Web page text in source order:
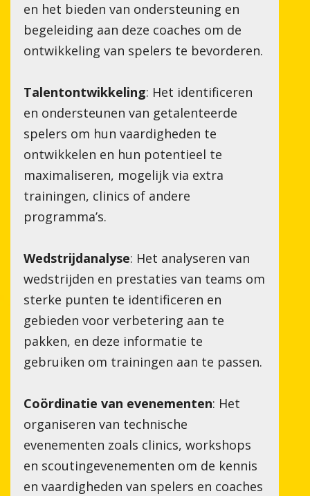
en het bieden van ondersteuning en
begeleiding aan deze coaches om de
ontwikkeling van spelers te bevorderen.
Talentontwikkeling: Het identificeren
en ondersteunen van getalenteerde
spelers om hun vaardigheden te
ontwikkelen en hun potentieel te
maximaliseren, mogelijk via extra
trainingen, clinics of andere
programma’s.
Wedstrijdanalyse: Het analyseren van
wedstrijden en prestaties van teams om
sterke punten te identificeren en
gebieden voor verbetering aan te
pakken, en deze informatie te
gebruiken om trainingen aan te passen.
Coördinatie van evenementen: Het
organiseren van technische
evenementen zoals clinics, workshops
en scoutingevenementen om de kennis
en vaardigheden van spelers en coaches